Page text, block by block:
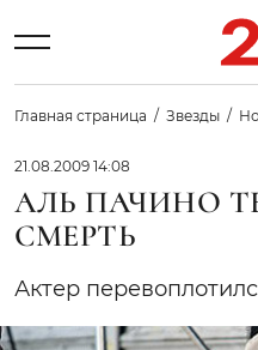
Главная страница Звезды
21.08.2009 14:08
АЛЬ ПАЧИНО
СМЕРТЬ
Актер